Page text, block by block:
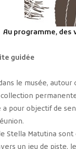
Au programme, des
guidée
le musée,
a pour objectif de
Stella Matutina sont